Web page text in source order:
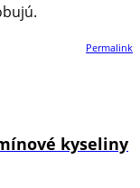
Permalink
kyseliny